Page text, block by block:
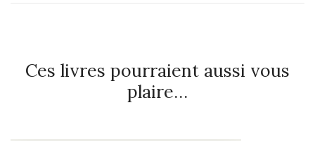
Ces livres pourraient aussi vous
plaire…